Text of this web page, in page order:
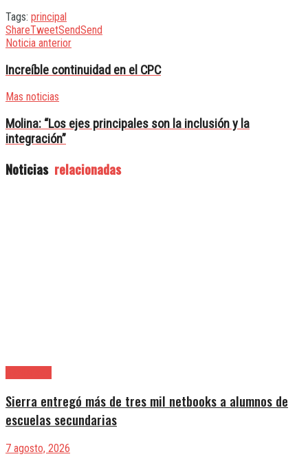
Tags: principal
ShareTweetSendSend
Noticia anterior
Increíble continuidad en el CPC
Mas noticias
Molina: “Los ejes principales son la inclusión y la
integración”
Noticias relacionadas
Sierra entregó más de tres mil netbooks a alumnos de
escuelas secundarias
7 agosto, 2026